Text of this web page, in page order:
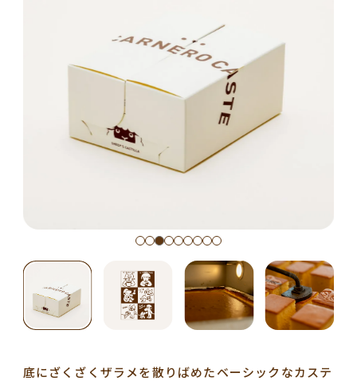
底にざくざくザラメを散りばめたベーシックなカステ